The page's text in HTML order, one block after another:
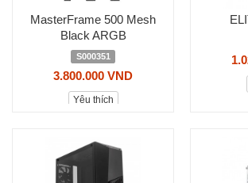
MasterFrame 500 Mesh
Black ARGB
S000351
3.800.000 VND
Yêu thích